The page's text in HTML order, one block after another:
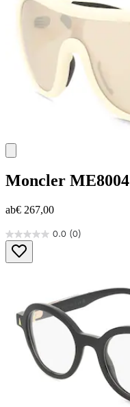
Moncler ME8004
ab€ 267,00
0.0 (0)
0.0
von
5